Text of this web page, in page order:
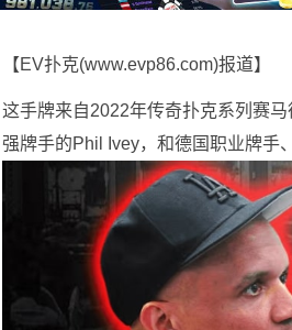
【EV扑克(www.evp86.com)报道】
这手牌来自2022年传奇扑克系列赛
强牌手的Phil Ivey，和德国职业牌手